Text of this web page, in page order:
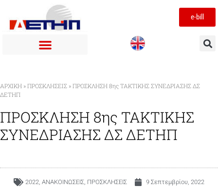
e-bill
ΑΡΧΙΚΉ »ΠΡΟΣΚΛΗΣΕΙΣ »ΠΡΟΣΚΛΗΣΗ 8ης ΤΑΚΤΙΚΗΣ ΣΥΝΕΔΡΙΑΣΗΣ ΔΣ
ΔΕΤΗΠ
ΠΡΟΣΚΛΗΣΗ 8ης ΤΑΚΤΙΚΗΣ
ΣΥΝΕΔΡΙΑΣΗΣ ΔΣ ΔΕΤΗΠ
2022, ΑΝΑΚΟΙΝΩΣΕΙΣ, ΠΡΟΣΚΛΗΣΕΙΣ 9 Σεπτεμβρίου, 2022